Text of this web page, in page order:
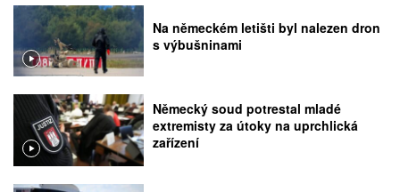
Na německém letišti byl nalezen dron
s výbušninami
Německý soud potrestal mladé
extremisty za útoky na uprchlická
zařízení